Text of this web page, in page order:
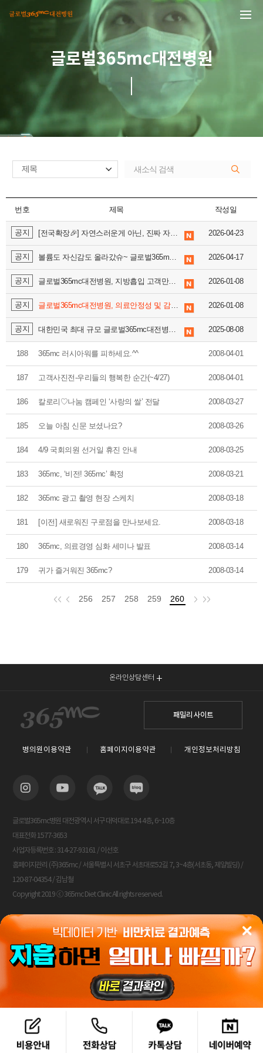
글로벌365mc대전병원
번호 제목 작성일
공지 [전국확장🎉] 자연스러운게 아닌, 진짜 자연의 내 가슴 < 배파가리
2026-04-23
공지 2026-04-17
공지 글로벌365mc대전병원, 지방흡입 고객만족도 대상&람스 고객만족도 최우수상 쾌거! 2026-01-08
공지 글로벌365mc대전병원, 의료안정성 및 감염관리평가 최우수 병원 4년 연속 수상! 2026-01-08
공지 2025-08-08
188 365mc 러시아워를 피하세요.^^ 2008-04-01
187 고객사진전-우리들의 행복한 순간(~4/27) 2008-04-01
186 칼로리♡나눔 캠페인 ‘사랑의 쌀’ 전달 2008-03-27
185 오늘 아침 신문 보셨나요? 2008-03-26
184 4/9 국회의원 선거일 휴진 안내 2008-03-25
183 365mc, ‘비전! 365mc’ 확정 2008-03-21
182 365mc 광고 촬영 현장 스케치 2008-03-18
181 [이전] 새로워진 구로점을 만나보세요. 2008-03-18
180 365mc, 의료경영 심화 세미나 발표 2008-03-14
179 귀가 즐거워진 365mc? 2008-03-14
256 257 258 259 260
온라인상담센터
패밀리 사이트
병의원이용약관 홈페이지이용약관 개인정보처리방침
글로벌365mc병원 대전광역시 서구 대덕대로 194 4층, 6~10층
대표전화 1577-3653
사업자등록번호 : 314-27-93161 / 이선호
홈페이지관리 (주)365mc / 서울특별시 서초구 서초대로52길 7, 3~4층(서초동, 제일빌딩) /
120-87-04354 / 김남철
Copyright 2019 ⓒ 365mc Diet Clinic All rights reserved.